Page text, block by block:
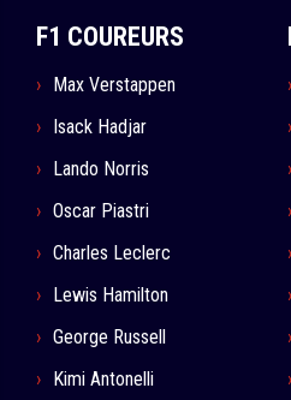
F1 COUREURS
Max Verstappen
Isack Hadjar
Lando Norris
Oscar Piastri
Charles Leclerc
Lewis Hamilton
George Russell
Kimi Antonelli